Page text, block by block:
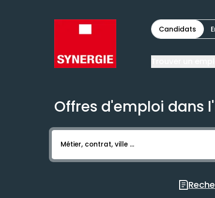
Candidats
Offres d'emploi dans
Activer l’élément pour lancer